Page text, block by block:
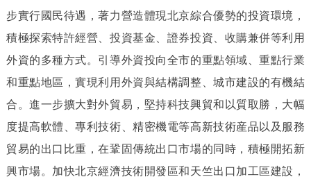
步實行國民待遇，著力營造體現北京綜合優勢的投資環境，
積極探索特許經營、投資基金、證券投資、收購兼併等利用
外資的多種方式。引導外資投向全市的重點領域、重點行業
和重點地區，實現利用外資與結構調整、城市建設的有機結
合。進一步擴大對外貿易，堅持科技興貿和以質取勝，大幅
度提高軟體、專利技術、精密機電等高新技術産品以及服務
貿易的出口比重，在鞏固傳統出口市場的同時，積極開拓新
興市場。加快北京經濟技術開發區和天竺出口加工區建設，